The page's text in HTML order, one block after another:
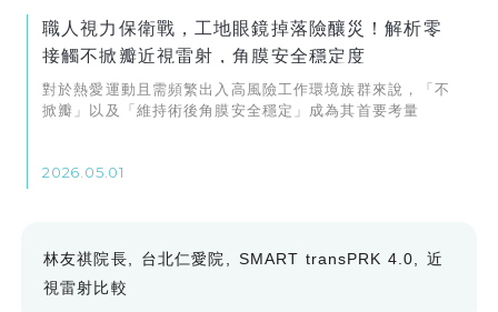
職人視力保衛戰，工地眼鏡掉落險釀災！解析零
接觸不掀瓣近視雷射，角膜安全穩定度
對於熱愛運動且需頻繁出入高風險工作環境族群來說，「不
掀瓣」以及「維持術後角膜安全穩定」成為其首要考量
2026.05.01
林友祺院長 台北仁愛院 SMART transPRK 4.0
近
視雷射比較